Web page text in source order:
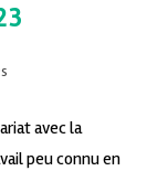
avec la
peu connu en